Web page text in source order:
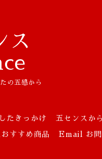
ス
の五感から
たきっかけ 五センスか
すすめ商品 Email お問